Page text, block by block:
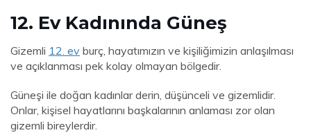
12. Ev Kadınında Güneş
Gizemli 12. ev burç, hayatımızın ve kişiliğimizin anlaşılması
ve açıklanması pek kolay olmayan bölgedir.
Güneşi ile doğan kadınlar derin, düşünceli ve gizemlidir.
Onlar, kişisel hayatlarını başkalarının anlaması zor olan
gizemli bireylerdir.